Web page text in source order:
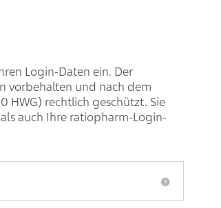
Login-Daten ein. Der
vorbehalten und nach dem
HWG) rechtlich geschützt. Sie
auch Ihre ratiopharm-Login-